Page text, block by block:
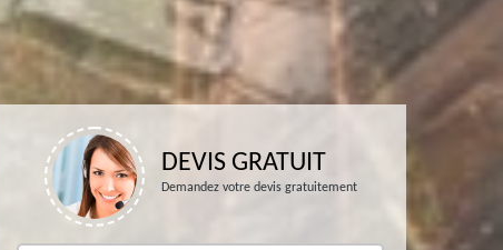
DEVIS GRATUIT
Demandez votre devis gratuitement